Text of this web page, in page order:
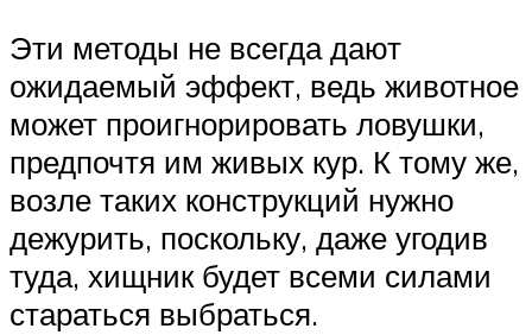
Эти методы не всегда дают
ожидаемый эффект, ведь животное
может проигнорировать ловушки,
предпочтя им живых кур. К тому же,
возле таких конструкций нужно
дежурить, поскольку, даже угодив
туда, хищник будет всеми силами
стараться выбраться.